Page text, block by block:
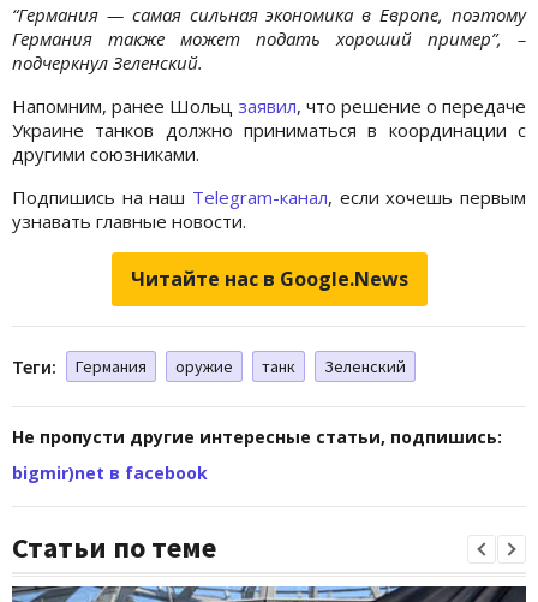
“Германия — самая сильная экономика в Европе, поэтому
Германия также может подать хороший пример”, –
подчеркнул Зеленский.
Напомним, ранее Шольц заявил, что решение о передаче
Украине танков должно приниматься в координации с
другими союзниками.
Подпишись на наш Telegram-канал, если хочешь первым
узнавать главные новости.
Читайте нас в Google.News
Теги: Германия оружие танк Зеленский
Не пропусти другие интересные статьи, подпишись:
bigmir)net в facebook
Статьи по теме